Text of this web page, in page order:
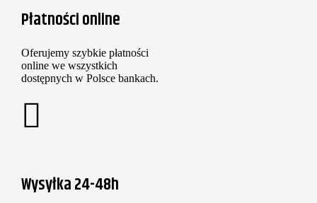
Płatności online
Oferujemy szybkie płatności
online we wszystkich
dostępnych w Polsce bankach.
Wysyłka 24-48h